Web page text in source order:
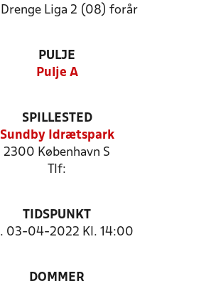
Drenge Liga 2 (08) forår
PULJE
Pulje A
SPILLESTED
Sundby Idrætspark
2300 København S
Tlf:
TIDSPUNKT
03-04-2022 Kl. 14:00
DOMMER